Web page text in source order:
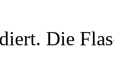
Die